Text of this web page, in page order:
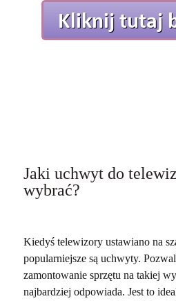
Jaki uchwyt do
wybrać?
Kiedyś telewizory ustawiano na
popularniejsze są uchwyty.
zamontowanie sprzętu na takiej
najbardziej odpowiada. Jest to